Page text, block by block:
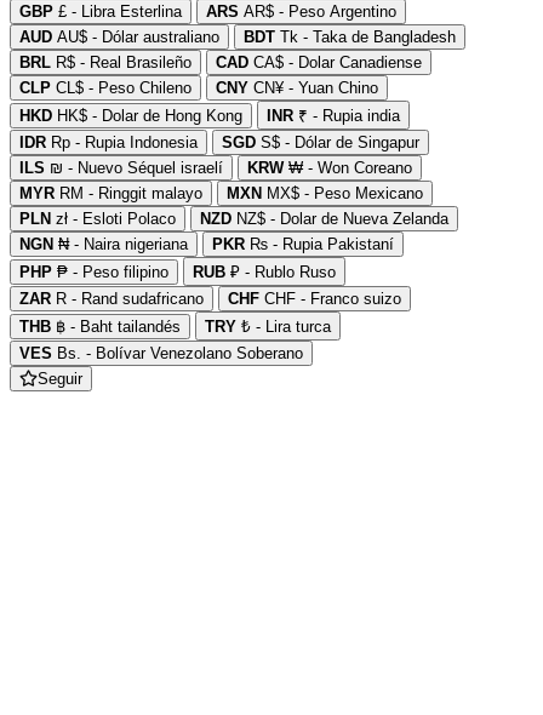
GBP £ - Libra Esterlina ARS AR$ - Peso Argentino
AUD AU$ - Dólar australiano BDT Tk - Taka de Bangladesh
BRL R$ - Real Brasileño CAD CA$ - Dolar Canadiense
CLP CL$ - Peso Chileno CNY CN¥ - Yuan Chino
HKD HK$ - Dolar de Hong Kong INR ₹ - Rupia india
IDR Rp - Rupia Indonesia SGD S$ - Dólar de Singapur
ILS ₪ - Nuevo Séquel israelí KRW₩ - Won Coreano
MYR RM - Ringgit malayo MXN MX$ - Peso Mexicano
PLN zł - Esloti Polaco NZD NZ$ - Dolar de Nueva Zelanda
NGN ₦ - Naira nigeriana PKR ₨ - Rupia Pakistaní
PHP ₱ - Peso filipino RUB ₽ - Rublo Ruso
ZAR R - Rand sudafricano CHF CHF - Franco suizo
THB ฿ - Baht tailandés TRY ₺ - Lira turca
VES Bs. - Bolívar Venezolano Soberano
Seguir